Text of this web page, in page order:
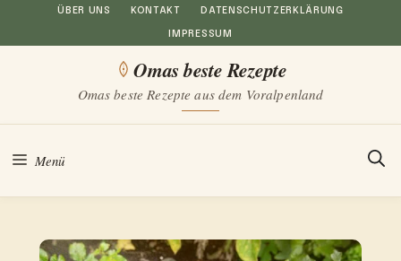
Inhalt
ÜBER UNS KONTAKT DATENSCHUTZERKLÄRUNG
IMPRESSUM
Omas beste Rezepte
Omas beste Rezepte aus dem Voralpenland
Menü